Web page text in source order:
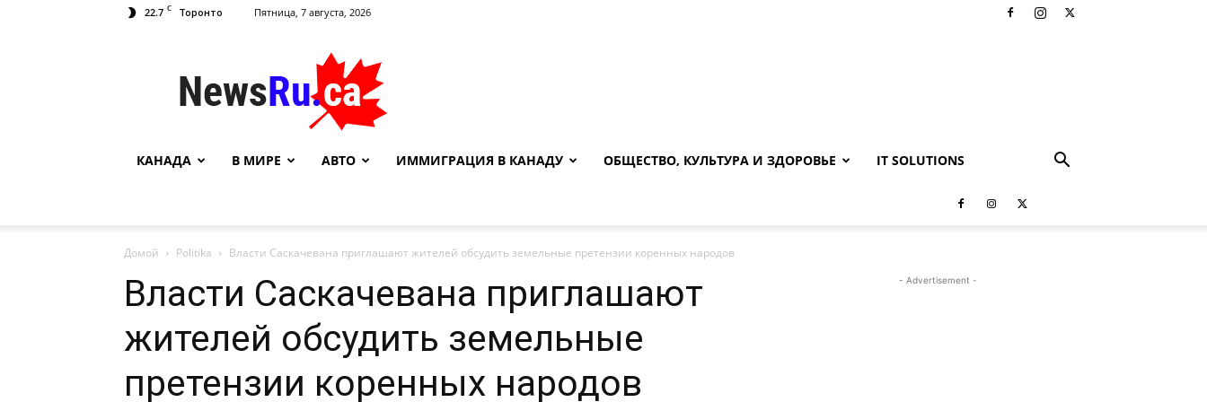
22.7 C Торонто Пятница, 7 августа, 2026
NewsRu.Ca
КАНАДА В МИРЕ АВТО ИММИГРАЦИЯ В КАНАДУ ОБЩЕСТВО, КУЛЬТУРА И ЗДОРОВЬЕ IT SOLUTIONS
Домой Politika Власти Саскачевана приглашают жителей обсудить земельные претензии коренных народов
Власти Саскачевана приглашают
жителей обсудить земельные
претензии коренных народов
- Advertisement -